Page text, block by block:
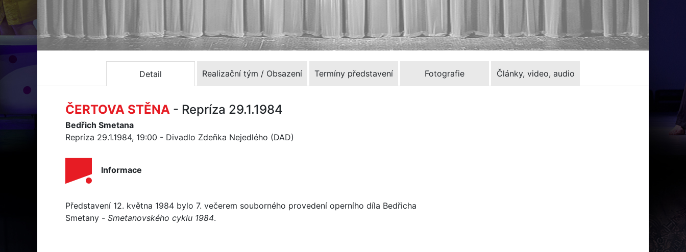
Detail Realizační tým / Obsazení Termíny představení Fotografie Články, video, audio
ČERTOVA STĚNA - Repríza 29.1.1984
Bedřich Smetana
Repríza 29.1.1984, 19:00 - Divadlo Zdeňka Nejedlého (DAD)
Informace
Představení 12. května 1984 bylo 7. večerem souborného provedení operního díla Bedřicha
Smetany - Smetanovského cyklu 1984.